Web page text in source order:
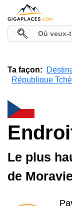
Ta façon:
République
Le plus
de